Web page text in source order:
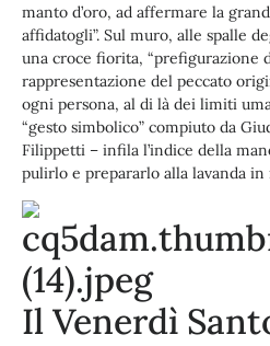
manto d’oro, ad affermare la
affidatogli”. Sul muro, alle spalle
una croce fiorita, “prefigurazione
rappresentazione del peccato
ogni persona, al di là dei limiti
“gesto simbolico” compiuto da
Filippetti – infila l’indice della
pulirlo e prepararlo alla lavanda in
Il Venerdì